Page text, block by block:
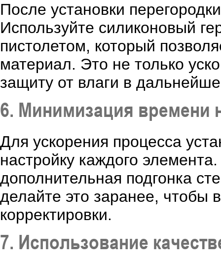
После установки
Используйте силиконовый
пистолетом, который
материал. Это не только
защиту от влаги в
6. Минимизация времени
Для ускорения процесса
настройку каждого
дополнительная подгонка
делайте это заранее, чтобы
корректировки.
7. Использование